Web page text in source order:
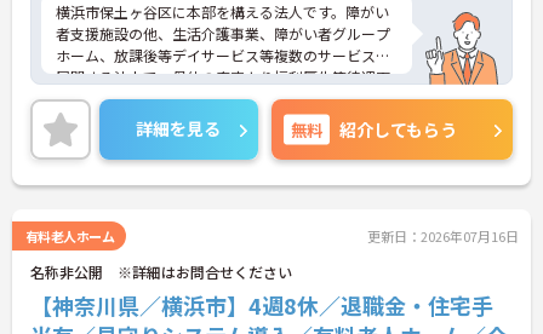
横浜市保土ヶ谷区に本部を構える法人です。障がい
者支援施設の他、生活介護事業、障がい者グループ
ホーム、放課後等デイサービス等複数のサービスを
展開する法人で、母体の安定より福利厚生等待遇面
も魅力★介護系の資格や経験がない方もチャレンジ
いただけます。施設は笑顔の絶えない明るい雰囲気
で、幅広い年代の方が活躍されています。ご興味の
ある方には、面接対策ポイントなど、さらに詳細を
お話しいたしますのでお気軽にご相談ください！
詳細を見る 無料 紹介してもらう
有料老人ホーム 更新日：2026年07月16日
名称非公開 ※詳細はお問合せください
【神奈川県／横浜市】4週8休／退職金・住宅手